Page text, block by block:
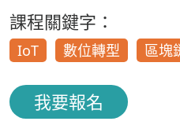
課程關鍵字：
IoT 數位轉型 區塊
我要報名